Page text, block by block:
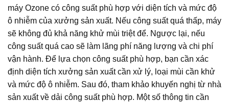
máy Ozone có công suất phù hợp với diện tích và mức độ
ô nhiễm của xưởng sản xuất. Nếu công suất quá thấp, máy
sẽ không đủ khả năng khử mùi triệt để. Ngược lại, nếu
công suất quá cao sẽ làm lãng phí năng lượng và chi phí
vận hành. Để lựa chọn công suất phù hợp, bạn cần xác
định diện tích xưởng sản xuất cần xử lý, loại mùi cần khử
và mức độ ô nhiễm. Sau đó, tham khảo khuyến nghị từ nhà
sản xuất về dải công suất phù hợp. Một số thông tin cần